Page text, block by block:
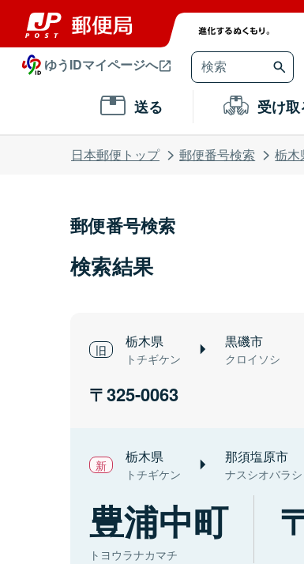
ゆうIDマイページへ
送る 受け取
日本郵便トップ 郵便番号検索 栃木
郵便番号検索
検索結果
栃木県
トチギケン
黒磯市
クロイソシ
325-0063
栃木県
トチギケン
那須塩原市
ナスシオバラシ
豊浦中町
トヨウラナカマチ